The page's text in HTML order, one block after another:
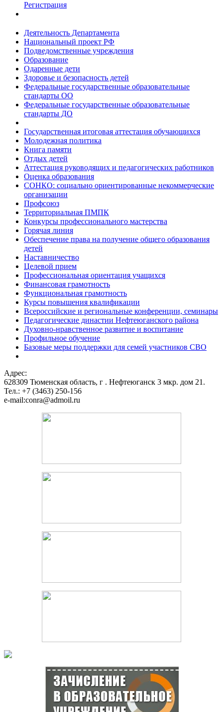
Регистрация
Деятельность Департамента
Национальный проект РФ
Подведомственные учреждения
Образование
Одаренные дети
Здоровье и безопасность детей
Федеральные государственные образовательные
стандарты ОО
Федеральные государственные образовательные
стандарты ДО
Государственная итоговая аттестация обучающихся
Молодежная политика
Книга памяти
Отдых детей
Аттестация руководящих и педагогических работников
Оценка образования
СОНКО: социально ориентированные некоммерческие
организации
Профсоюз
Территориальная ПМПК
Конкурсы профессионального мастерства
Горячая линия
Обеспечение права на получение общего образования
детей
Наставничество
Целевой прием
Профессиональная ориентация учащихся
Финансовая грамотность
Функциональная грамотность
Курсы повышения квалификации
Всероссийские и региональные конференции, семинары
Педагогические династии Нефтеюганского района
Духовно-нравственное развитие и воспитание
Профильное обучение
Базовые меры поддержки для семей участников СВО
Адрес:
628309 Тюменская область, г . Нефтеюганск 3 мкр. дом 21.
Тел.: +7 (3463) 250-156
e-mail:conra@admoil.ru